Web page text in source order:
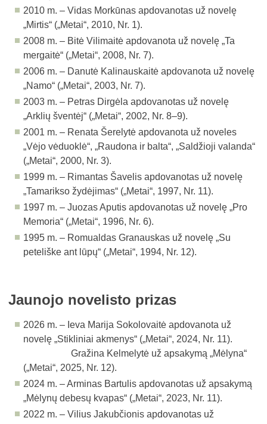
2010 m. – Vidas Morkūnas apdovanotas už novelę
„Mirtis“ („Metai“, 2010, Nr. 1).
2008 m. – Bitė Vilimaitė apdovanota už novelę „Ta
mergaitė“ („Metai“, 2008, Nr. 7).
2006 m. – Danutė Kalinauskaitė apdovanota už novelę
„Namo“ („Metai“, 2003, Nr. 7).
2003 m. – Petras Dirgėla apdovanotas už novelę
„Arklių šventėj“ („Metai“, 2002, Nr. 8–9).
2001 m. – Renata Šerelytė apdovanota už noveles
„Vėjo vėduoklė“, „Raudona ir balta“, „Saldžioji valanda“
(„Metai“, 2000, Nr. 3).
1999 m. – Rimantas Šavelis apdovanotas už novelę
„Tamarikso žydėjimas“ („Metai“, 1997, Nr. 11).
1997 m. – Juozas Aputis apdovanotas už novelę „Pro
Memoria“ („Metai“, 1996, Nr. 6).
1995 m. – Romualdas Granauskas už novelę „Su
peteliške ant lūpų“ („Metai“, 1994, Nr. 12).
Jaunojo novelisto prizas
2026 m. – Ieva Marija Sokolovaitė apdovanota už
novelę „Stikliniai akmenys“ („Metai“, 2024, Nr. 11).
Gražina Kelmelytė už apsakymą „Mėlyna“
(„Metai“, 2025, Nr. 12).
2024 m. – Arminas Bartulis apdovanotas už apsakymą
„Mėlynų debesų kvapas“ („Metai“, 2023, Nr. 11).
2022 m. – Vilius Jakubčionis apdovanotas už